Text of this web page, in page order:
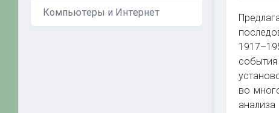
Компьютеры и Интернет
во